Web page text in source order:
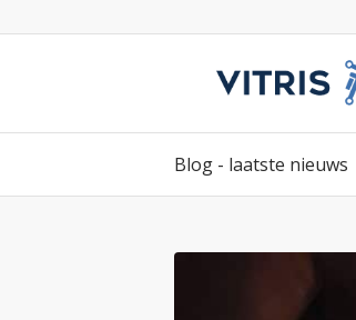
Blog - laatste nieuws